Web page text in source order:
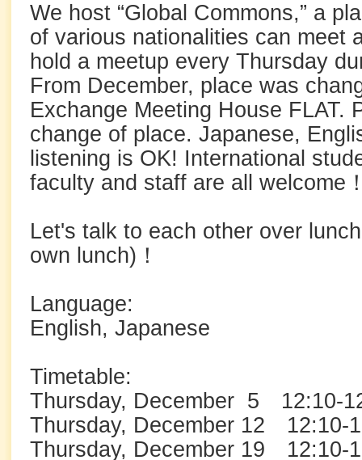
We host “Global Commons,” a
of various nationalities can meet
hold a meetup every Thursday
From December, place was
Exchange Meeting House FLAT.
change of place. Japanese,
listening is OK! International
faculty and staff are all welcome
Let's talk to each other over
own lunch)！
Language:
English, Japanese
Timetable:
Thursday, December 5 12:10-
Thursday, December 12 12:10-
Thursday, December 19 12:10-